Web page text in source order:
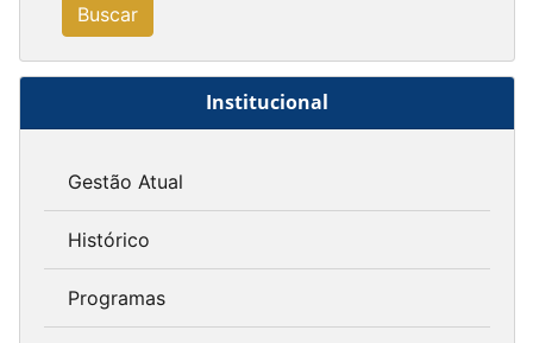
Buscar
Institucional
Gestão Atual
Histórico
Programas